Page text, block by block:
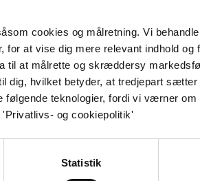
cookies og målretning. Vi
at vise dig mere relevant indhold og
til at målrette og skræddersy
dig, hvilket betyder, at tredjepart sætter
teknologier, fordi vi værner
og cookiepolitik'
Statistik
asiatiske køkken møder